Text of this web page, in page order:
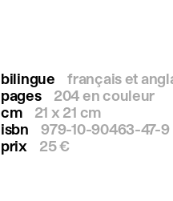
bilingue
français et
pages
204 en couleur
cm
21 x 21 cm
isbn
979-10-90463-47-9
prix
25 €